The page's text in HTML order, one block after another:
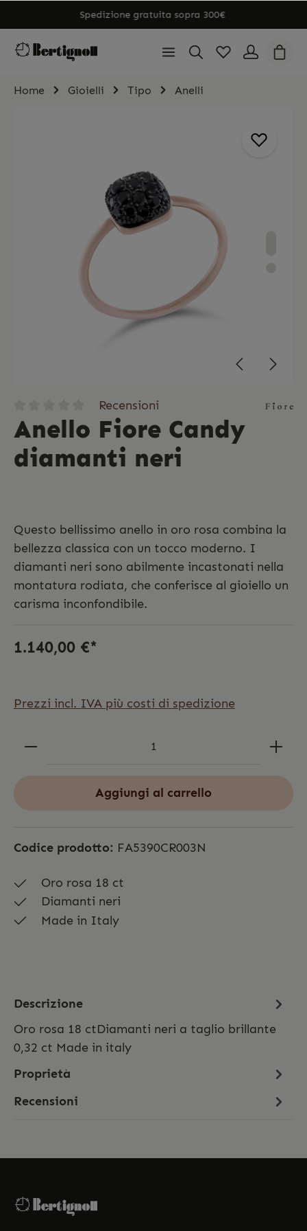
Spedizione gratuita sopra 300€
Home Gioielli Tipo Anelli
Recensioni
Anello Fiore Candy
diamanti neri
Questo bellissimo anello in oro rosa combina la
bellezza classica con un tocco moderno. I
diamanti neri sono abilmente incastonati nella
montatura rodiata, che conferisce al gioiello un
carisma inconfondibile.
1.140,00 €*
Prezzi incl. IVA più costi di spedizione
Aggiungi al carrello
Codice prodotto: FA5390CR003N
Oro rosa 18 ct
Diamanti neri
Made in Italy
Descrizione
Oro rosa 18 ctDiamanti neri a taglio brillante
0,32 ct Made in italy
Proprietà
Recensioni